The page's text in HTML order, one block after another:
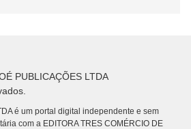
PUBLICAÇÕES LTDA
é um portal digital independente e sem
com a EDITORA TRES COMÉRCIO DE